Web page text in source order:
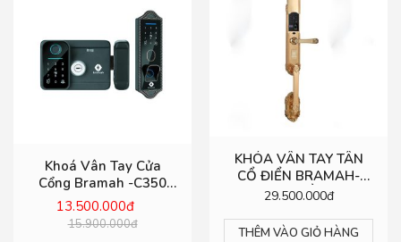
Khoá Vân Tay Cửa
Cổng Bramah -C350
Pro – Chống Nước Tuyệt
Đối
13.500.000đ
15.900.000đ
KHÓA VÂN TAY TÂN
CỔ ĐIỂN BRAMAH-
LX898 MẠ VÀNG 24K
29.500.000đ
THÊM VÀO GIỎ HÀNG